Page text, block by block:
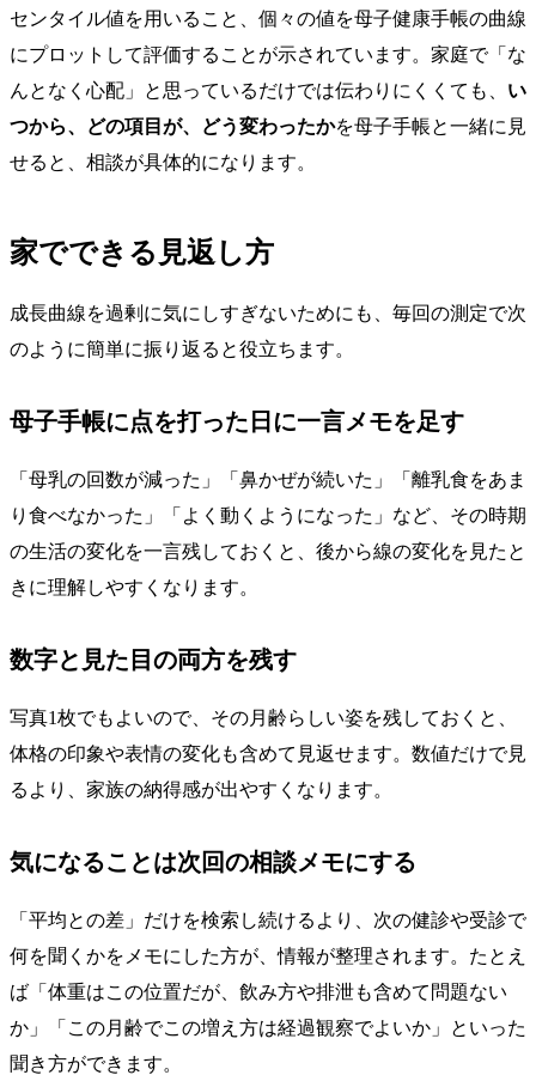
センタイル値を用いること、個々の値を母子健康手帳の曲線
にプロットして評価することが示されています。家庭で「な
んとなく心配」と思っているだけでは伝わりにくくても、 い
つから、どの項目が、どう変わったかを母子手帳と一緒に見
せると、相談が具体的になります。
家でできる見返し方
成長曲線を過剰に気にしすぎないためにも、毎回の測定で次
のように簡単に振り返ると役立ちます。
母子手帳に点を打った日に一言メモを足す
「母乳の回数が減った」「鼻かぜが続いた」「離乳食をあま
り食べなかった」「よく動くようになった」など、その時期
の生活の変化を一言残しておくと、後から線の変化を見たと
きに理解しやすくなります。
数字と見た目の両方を残す
写真1枚でもよいので、その月齢らしい姿を残しておくと、
体格の印象や表情の変化も含めて見返せます。数値だけで見
るより、家族の納得感が出やすくなります。
気になることは次回の相談メモにする
「平均との差」だけを検索し続けるより、次の健診や受診で
何を聞くかをメモにした方が、情報が整理されます。たとえ
ば「体重はこの位置だが、飲み方や排泄も含めて問題ない
か」「この月齢でこの増え方は経過観察でよいか」といった
聞き方ができます。